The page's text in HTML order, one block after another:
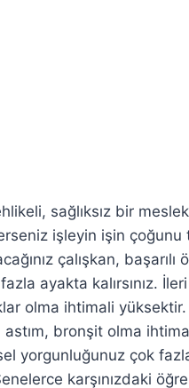
sağlıksız bir
işleyin işin çoğunu
çalışkan,
ayakta kalırsınız.
olma ihtimali
bronşit olma
yorgunluğunuz çok
karşınızdaki